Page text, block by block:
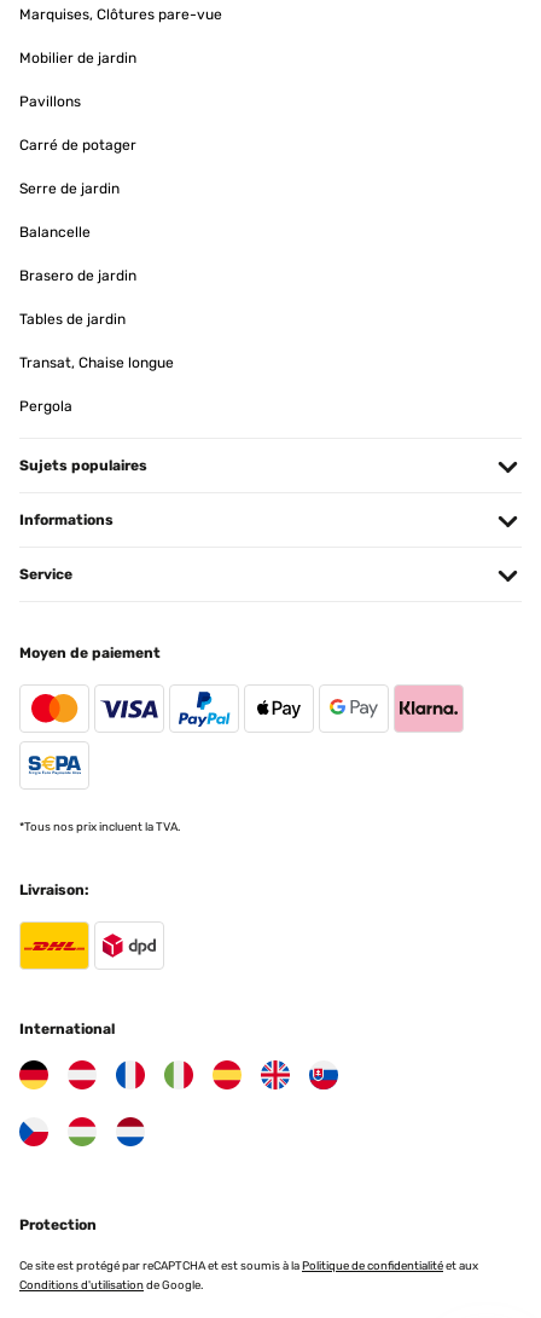
Marquises, Clôtures pare-vue
Mobilier de jardin
Pavillons
Carré de potager
Serre de jardin
Balancelle
Brasero de jardin
Tables de jardin
Transat, Chaise longue
Pergola
Sujets populaires
Informations
Service
Moyen de paiement
*Tous nos prix incluent la TVA.
Livraison:
International
Protection
Ce site est protégé par reCAPTCHA et est soumis à laPolitique de confidentialitéet aux
Conditions d'utilisationde Google.